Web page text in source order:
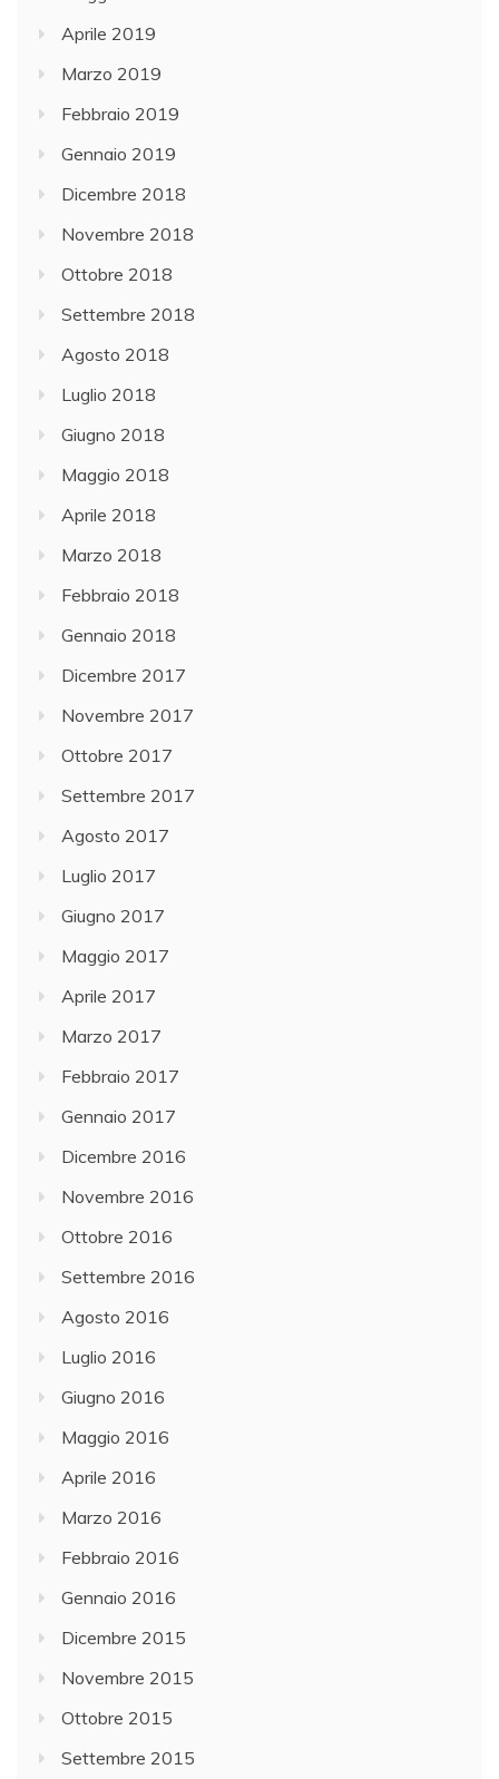
Aprile 2019
Marzo 2019
Febbraio 2019
Gennaio 2019
Dicembre 2018
Novembre 2018
Ottobre 2018
Settembre 2018
Agosto 2018
Luglio 2018
Giugno 2018
Maggio 2018
Aprile 2018
Marzo 2018
Febbraio 2018
Gennaio 2018
Dicembre 2017
Novembre 2017
Ottobre 2017
Settembre 2017
Agosto 2017
Luglio 2017
Giugno 2017
Maggio 2017
Aprile 2017
Marzo 2017
Febbraio 2017
Gennaio 2017
Dicembre 2016
Novembre 2016
Ottobre 2016
Settembre 2016
Agosto 2016
Luglio 2016
Giugno 2016
Maggio 2016
Aprile 2016
Marzo 2016
Febbraio 2016
Gennaio 2016
Dicembre 2015
Novembre 2015
Ottobre 2015
Settembre 2015